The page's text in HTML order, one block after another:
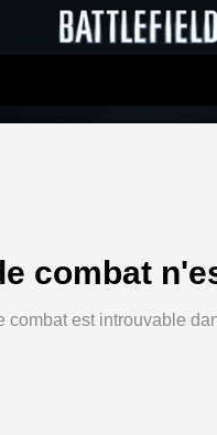
combat
combat est introuvable